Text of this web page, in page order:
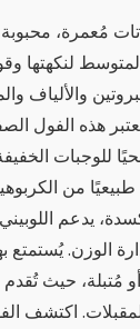
مُعمرة،
لنكهتها
والألياف
هذه الفول
للوجبات
من
يدعم
الوزن. يُستمتع
مُتبلة، حيث
اكتشف